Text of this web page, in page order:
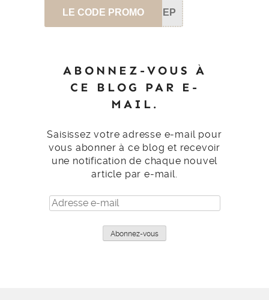
LE CODE PROMO SEP
ABONNEZ-VOUS À
CE BLOG PAR E-
MAIL.
Saisissez votre adresse e-mail pour
vous abonner à ce blog et recevoir
une notification de chaque nouvel
article par e-mail.
Adresse
e-
Abonnez-vous